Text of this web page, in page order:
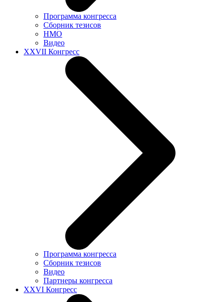
Программа конгресса
Сборник тезисов
НМО
Видео
XXVII Конгресс
Программа конгресса
Сборник тезисов
Видео
Партнеры конгресса
XXVI Конгресс